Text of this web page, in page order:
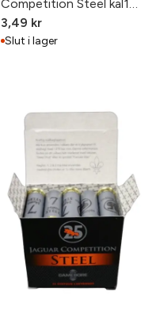
Competition Steel kal16
US7 26g
3,49 kr
Slut i lager